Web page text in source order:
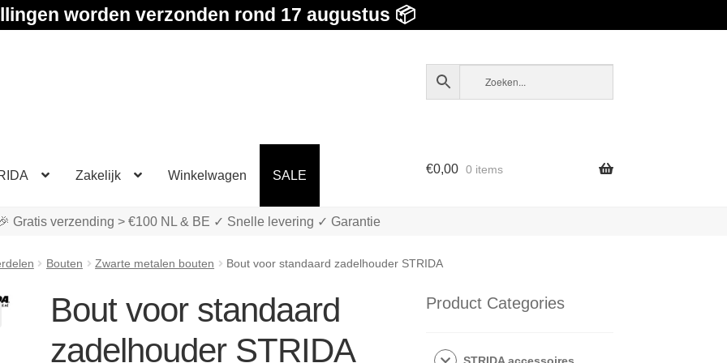
worden verzonden rond 17 augustus 📦
Zakelijk Winkelwagen SALE €0,00 0 items
Gratis verzending > €100 NL & BE ✓ Snelle levering ✓ Garantie
Bouten Zwarte metalen bouten Bout voor standaard zadelhouder STRIDA
Bout voor standaard
zadelhouder STRIDA
Product Categories